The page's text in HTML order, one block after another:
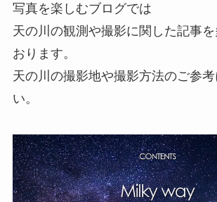
写真を楽しむブログでは
天の川の観測や撮影に関した記事
おります。
天の川の撮影地や撮影方法のご参
い。